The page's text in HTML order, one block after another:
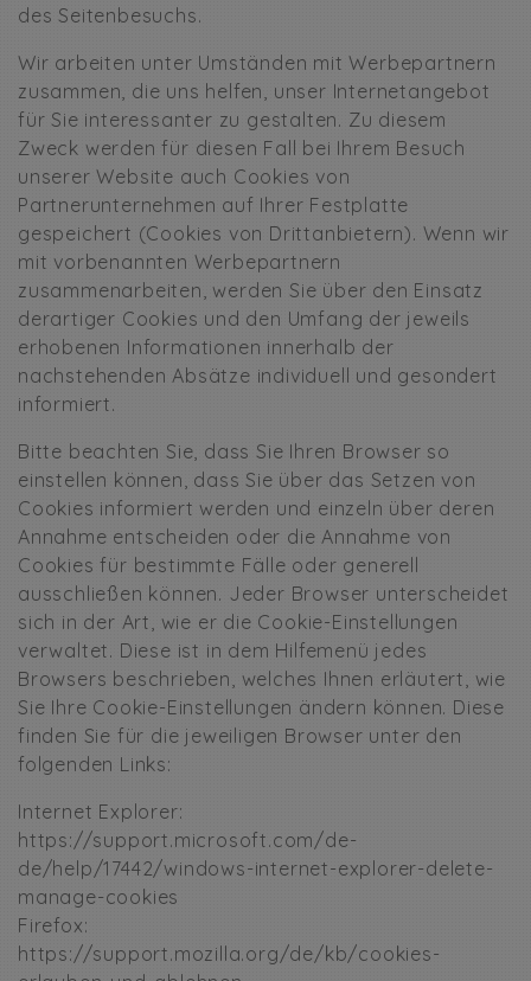
des Seitenbesuchs.
Wir arbeiten unter Umständen mit Werbepartnern
zusammen, die uns helfen, unser Internetangebot
für Sie interessanter zu gestalten. Zu diesem
Zweck werden für diesen Fall bei Ihrem Besuch
unserer Website auch Cookies von
Partnerunternehmen auf Ihrer Festplatte
gespeichert (Cookies von Drittanbietern). Wenn wir
mit vorbenannten Werbepartnern
zusammenarbeiten, werden Sie über den Einsatz
derartiger Cookies und den Umfang der jeweils
erhobenen Informationen innerhalb der
nachstehenden Absätze individuell und gesondert
informiert.
Bitte beachten Sie, dass Sie Ihren Browser so
einstellen können, dass Sie über das Setzen von
Cookies informiert werden und einzeln über deren
Annahme entscheiden oder die Annahme von
Cookies für bestimmte Fälle oder generell
ausschließen können. Jeder Browser unterscheidet
sich in der Art, wie er die Cookie-Einstellungen
verwaltet. Diese ist in dem Hilfemenü jedes
Browsers beschrieben, welches Ihnen erläutert, wie
Sie Ihre Cookie-Einstellungen ändern können. Diese
finden Sie für die jeweiligen Browser unter den
folgenden Links:
Internet Explorer:
https://support.microsoft.com/de-
de/help/17442/windows-internet-explorer-delete-
manage-cookies
Firefox:
https://support.mozilla.org/de/kb/cookies-